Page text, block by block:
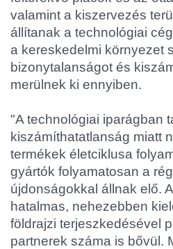
valamint a kiszervezés
állítanak a technológiai
a kereskedelmi környezet
bizonytalanságot és
merülnek ki ennyiben.
"A technológiai iparágban
kiszámíthatatlanság miatt
termékek életciklusa
gyártók folyamatosan a
újdonságokkal állnak elő.
hatalmas, nehezebben
földrajzi terjeszkedésével
partnerek száma is bővül.